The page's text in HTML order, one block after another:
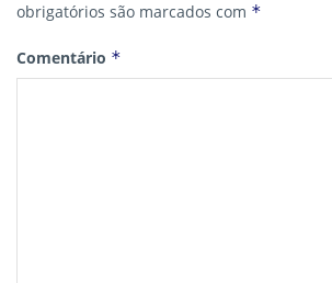
obrigatórios são marcados com *
Comentário *